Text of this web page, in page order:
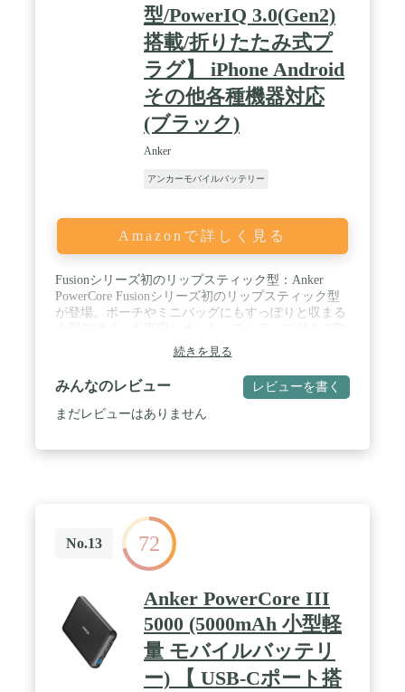
型/PowerIQ 3.0(Gen2)
搭載/折りたたみ式プ
ラグ】 iPhone Android
その他各種機器対応
(ブラック)
Anker
アンカーモバイルバッテリー
Amazonで詳しく見る
Fusionシリーズ初のリップスティック型：Anker
PowerCore Fusionシリーズ初のリップスティック型
が登場。ポーチやミニバッグにもすっぽりと収まる
り出しやすく、折りたたみ式プラグを採用している
ため持ち運びにも最適です。 / 1台で2役のハイブリ
ッド設計：USB急速充電器とモバイルバッテリーの
利便性を組み合わせたAnker PowerCore Fusionシリー
ズ。家の中でも外出先でも便利にご利用いただけま
Deliveryとの互換性をさらに高めながら、Qualcomm
Quick Chargeなどの充電規格にも対応し、より幅広
い機器へのフルスピード充電が可能となりました。
/ パッケージ内容：Anker 511 Power Bank (PowerCore
Fusion 5000)、取扱説明書、カスタマーサポート
続きを見る
みんなのレビュー レビューを書く
まだレビューはありません
No.13 72
Anker PowerCore III
5000 (5000mAh 小型軽
量 モバイルバッテリ
ー) 【 USB-Cポート搭